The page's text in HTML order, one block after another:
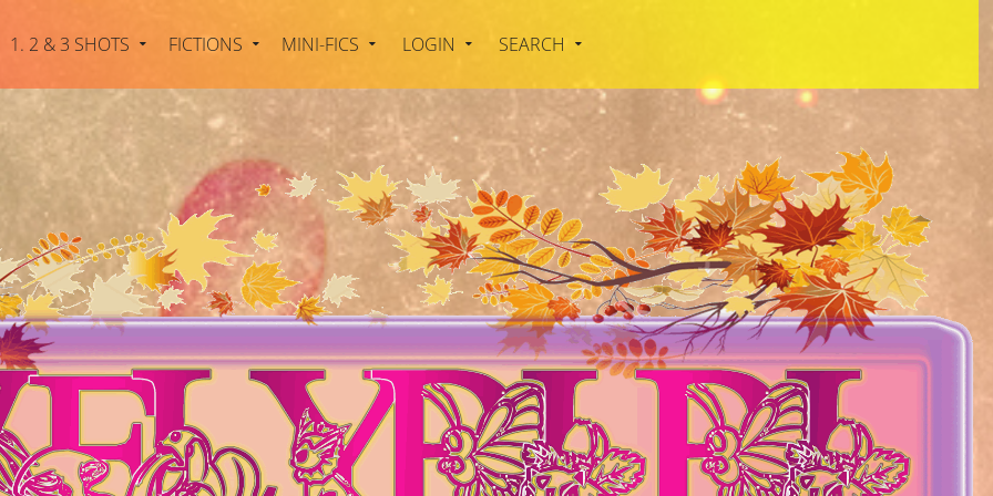
1. 2 & 3 SHOTS FICTIONS MINI-FICS LOGIN SEARCH